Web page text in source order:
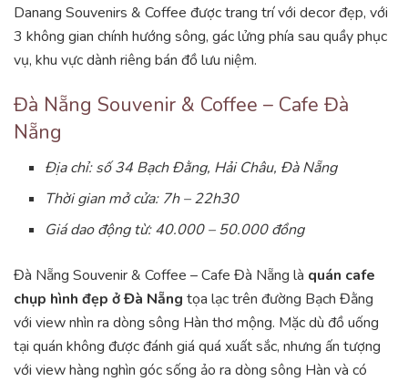
Danang Souvenirs & Coffee được trang trí với decor đẹp, với
3 không gian chính hướng sông, gác lửng phía sau quầy phục
vụ, khu vực dành riêng bán đồ lưu niệm.
Đà Nẵng Souvenir & Coffee – Cafe Đà
Nẵng
Địa chỉ: số 34 Bạch Đằng, Hải Châu, Đà Nẵng
Thời gian mở cửa: 7h – 22h30
Giá dao động từ: 40.000 – 50.000 đồng
Đà Nẵng Souvenir & Coffee – Cafe Đà Nẵng là quán cafe
chụp hình đẹp ở Đà Nẵng tọa lạc trên đường Bạch Đằng
với view nhìn ra dòng sông Hàn thơ mộng. Mặc dù đồ uống
tại quán không được đánh giá quá xuất sắc, nhưng ấn tượng
với view hàng nghìn góc sống ảo ra dòng sông Hàn và có